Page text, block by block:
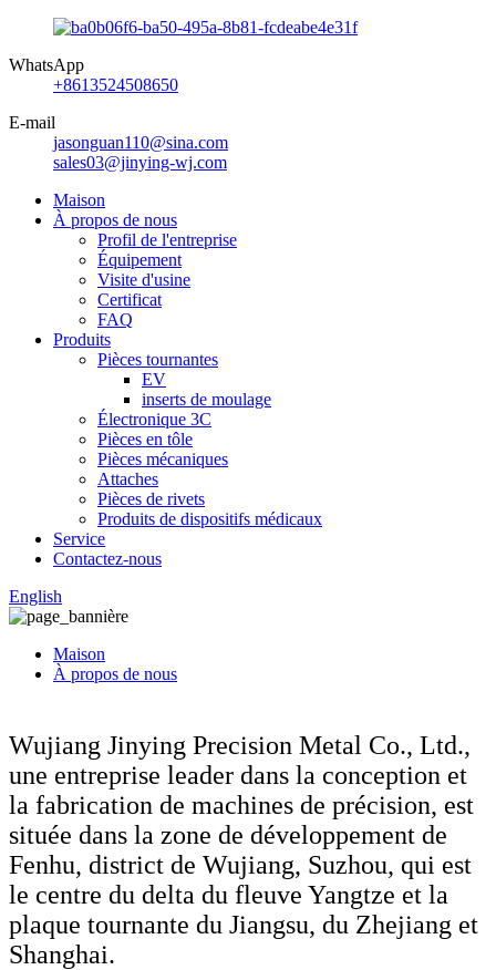
WhatsApp
+8613524508650
E-mail
jasonguan110@sina.com
sales03@jinying-wj.com
Maison
À propos de nous
Profil de l'entreprise
Équipement
Visite d'usine
Certificat
FAQ
Produits
Pièces tournantes
EV
inserts de moulage
Électronique 3C
Pièces en tôle
Pièces mécaniques
Attaches
Pièces de rivets
Produits de dispositifs médicaux
Service
Contactez-nous
English
Maison
À propos de nous
Wujiang Jinying Precision Metal Co., Ltd.,
une entreprise leader dans la conception et
la fabrication de machines de précision, est
située dans la zone de développement de
Fenhu, district de Wujiang, Suzhou, qui est
le centre du delta du fleuve Yangtze et la
plaque tournante du Jiangsu, du Zhejiang et
Shanghai.